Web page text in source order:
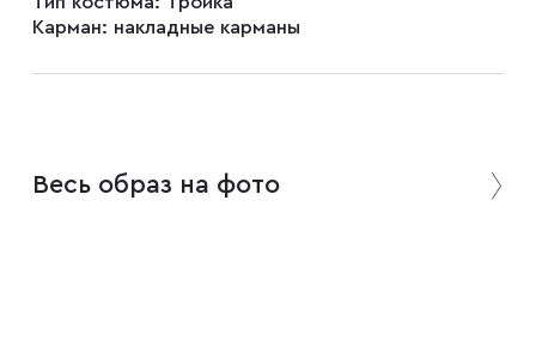
Карман: накладные карманы
Весь образ на фото